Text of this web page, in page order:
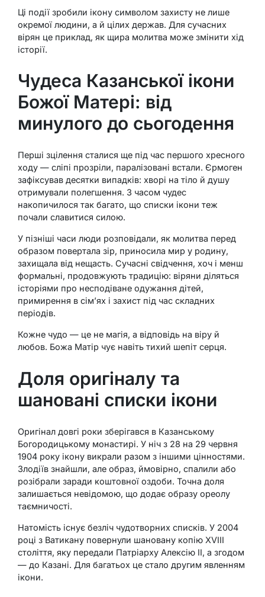
Ці події зробили ікону символом захисту не лише
окремої людини, а й цілих держав. Для сучасних
вірян це приклад, як щира молитва може змінити хід
історії.
Чудеса Казанської ікони
Божої Матері: від
минулого до сьогодення
Перші зцілення сталися ще під час першого хресного
ходу — сліпі прозріли, паралізовані встали. Єрмоген
зафіксував десятки випадків: хворі на тіло й душу
отримували полегшення. З часом чудес
накопичилося так багато, що списки ікони теж
почали славитися силою.
У пізніші часи люди розповідали, як молитва перед
образом повертала зір, приносила мир у родину,
захищала від нещасть. Сучасні свідчення, хоч і менш
формальні, продовжують традицію: віряни діляться
історіями про несподіване одужання дітей,
примирення в сім’ях і захист під час складних
періодів.
Кожне чудо — це не магія, а відповідь на віру й
любов. Божа Матір чує навіть тихий шепіт серця.
Доля оригіналу та
шановані списки ікони
Оригінал довгі роки зберігався в Казанському
Богородицькому монастирі. У ніч з 28 на 29 червня
1904 року ікону викрали разом з іншими цінностями.
Злодіїв знайшли, але образ, ймовірно, спалили або
розібрали заради коштовної оздоби. Точна доля
залишається невідомою, що додає образу ореолу
таємничості.
Натомість існує безліч чудотворних списків. У 2004
році з Ватикану повернули шановану копію XVIII
століття, яку передали Патріарху Алексію II, а згодом
— до Казані. Для багатьох це стало другим явленням
ікони.